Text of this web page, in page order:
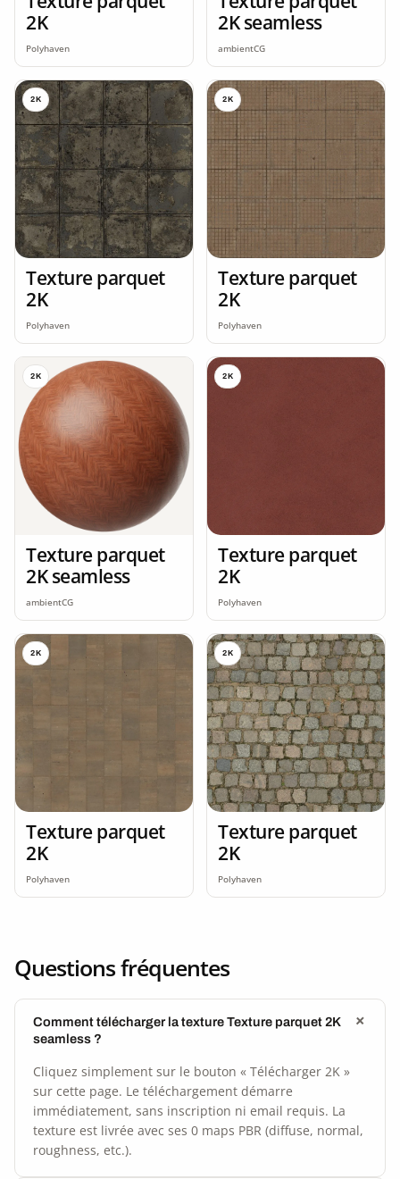
2K
Polyhaven
2K seamless
ambientCG
2K
Texture parquet
2K
Polyhaven
2K
Texture parquet
2K
Polyhaven
2K
Texture parquet
2K seamless
ambientCG
2K
Texture parquet
2K
Polyhaven
2K
Texture parquet
2K
Polyhaven
2K
Texture parquet
2K
Polyhaven
Questions fréquentes
Comment télécharger la texture Texture parquet 2K
seamless ?
Cliquez simplement sur le bouton « Télécharger 2K »
sur cette page. Le téléchargement démarre
immédiatement, sans inscription ni email requis. La
texture est livrée avec ses 0 maps PBR (diffuse, normal,
roughness, etc.).